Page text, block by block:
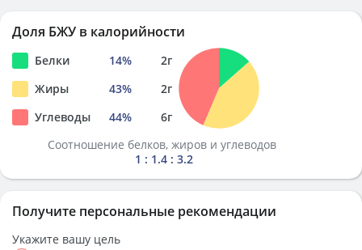
Доля БЖУ в калорийности
Белки 14% 2г
Жиры
43% 2г
Углеводы
44% 6г
Соотношение белков, жиров и углеводов
1 : 1.4 : 3.2
Получите персональные рекомендации
Укажите вашу цель